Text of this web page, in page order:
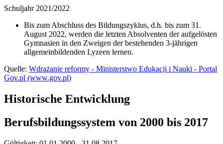
Schuljahr 2021/2022
Bis zum Abschluss des Bildungszyklus, d.h. bis zum 31.
August 2022, werden die letzten Absolventen der aufgelösten
Gymnasien in den Zweigen der bestehenden 3-jährigen
allgemeinbildenden Lyzeen lernen.
Quelle: Wdrażanie reformy - Ministerstwo Edukacji i Nauki - Portal
Gov.pl (www.gov.pl)
Historische Entwicklung
Berufsbildungssystem von 2000 bis 2017